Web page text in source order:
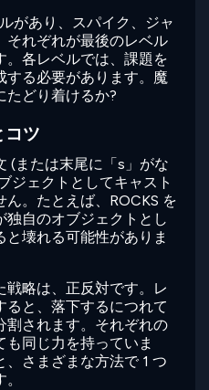
があり、スパイク、ジャ
それぞれが最後のレベル
。各レベルでは、課題を
する必要があります。魔
たどり着けるか?
コツ
(または末尾に「s」がな
ジェクトとしてキャスト
。たとえば、ROCKS を
独自のオブジェクトとし
壊れる可能性がありま
戦略は、正反対です。レ
ると、落下するにつれて
割されます。それぞれの
同じ力を持っていま
さまざまな方法で 1 つ